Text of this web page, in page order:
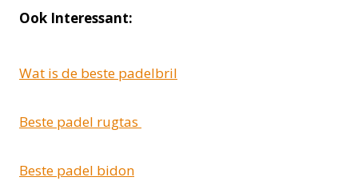
Ook Interessant:
Wat is de beste padelbril
Beste padel rugtas
Beste padel bidon